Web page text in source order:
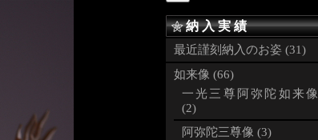
納 入 実 績
最近謹刻納入のお姿 (31)
如来像 (66)
一光三尊阿弥陀如来像
(2)
阿弥陀三尊像 (3)